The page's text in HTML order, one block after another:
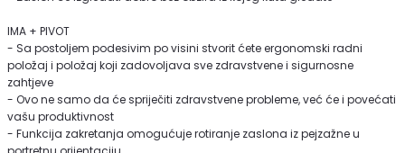
IMA + PIVOT
- Sa postoljem podesivim po visini stvorit ćete ergonomski radni
položaj i položaj koji zadovoljava sve zdravstvene i sigurnosne
zahtjeve
- Ovo ne samo da će spriječiti zdravstvene probleme, već će i povećati
vašu produktivnost
- Funkcija zakretanja omogućuje rotiranje zaslona iz pejzažne u